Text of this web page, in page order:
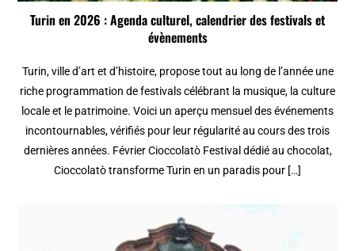
Turin en 2026 : Agenda culturel, calendrier des festivals et
évènements
Turin, ville d’art et d’histoire, propose tout au long de l’année une
riche programmation de festivals célébrant la musique, la culture
locale et le patrimoine. Voici un aperçu mensuel des événements
incontournables, vérifiés pour leur régularité au cours des trois
dernières années. Février Cioccolatò Festival dédié au chocolat,
Cioccolatò transforme Turin en un paradis pour […]